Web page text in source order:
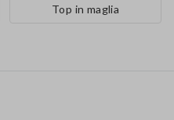
Top in maglia